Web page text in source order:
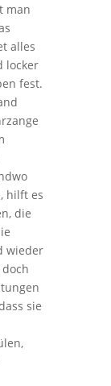
man
alles
locker
fest.
hilft es
die
wieder
sie